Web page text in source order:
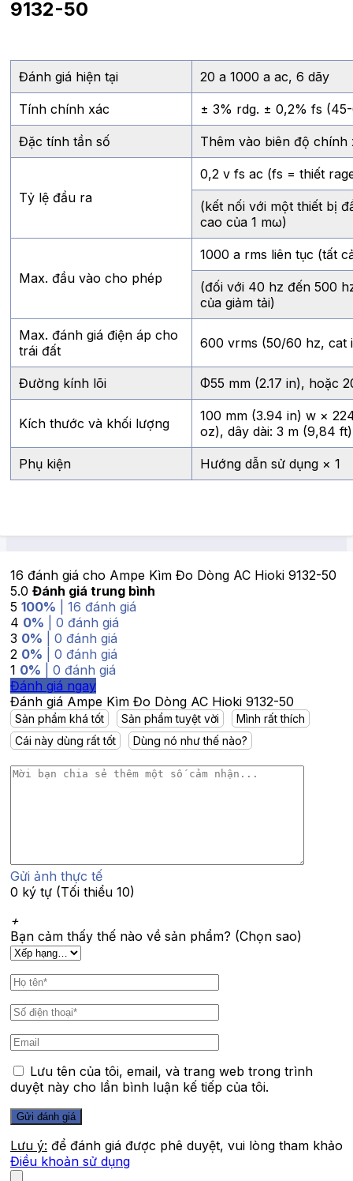
9132-50
Đánh giá hiện tại 20 a 1000 a ac, 6 dãy
Tính chính xác ± 3% rdg. ± 0,2% fs
Đặc tính tần số Thêm vào biên độ
Tỷ lệ đầu ra
0,2 v fs ac (fs = thiết
(kết nối với một thiết bị
cao của 1 mω)
Max. đầu vào cho phép
1000 a rms liên tục (tất
(đối với 40 hz đến 500
của giảm tải)
Max. đánh giá điện áp cho
trái đất
600 vrms (50/60 hz, cat
Đường kính lõi Φ55 mm (2.17 in), hoặc
Kích thước và khối lượng
100 mm (3.94 in) w ×
oz), dây dài: 3 m (9,84 ft)
Phụ kiện Hướng dẫn sử dụng × 1
16 đánh giá cho Ampe Kìm Đo Dòng AC Hioki 9132-50
5.0 Đánh giá trung bình
5 100% | 16 đánh giá
4 0% | 0 đánh giá
3 0% | 0 đánh giá
2 0% | 0 đánh giá
1 0% | 0 đánh giá
Đánh giá ngay
Đánh giá Ampe Kìm Đo Dòng AC Hioki 9132-50
Sản phẩm khá tốt Sản phẩm tuyệt vời
Mình rất thích
Cái này dùng rất tốt
Dùng nó như thế nào?
Gửi ảnh thực tế
0 ký tự (Tối thiểu 10)
+
Bạn cảm thấy thế nào về sản phẩm? (Chọn sao)
Lưu tên của tôi, email, và trang web trong trình
duyệt này cho lần bình luận kế tiếp của tôi.
Lưu ý: để đánh giá được phê duyệt, vui lòng tham khảo
Điều khoản sử dụng